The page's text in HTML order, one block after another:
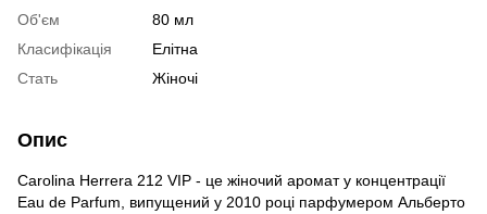
Об'єм
80 мл
Класифікація
Елітна
Стать
Жіночі
Опис
Carolina Herrera 212 VIP - це жіночий аромат у концентрації
Eau de Parfum, випущений у 2010 році парфумером Альберто